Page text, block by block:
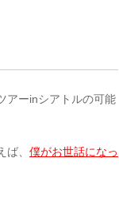
アーinシアトルの可能
、 僕がお世話になっ